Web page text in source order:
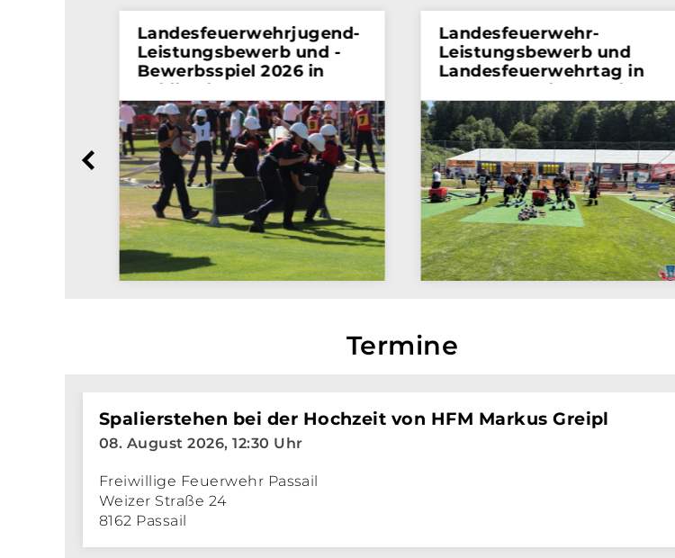
Landesfeuerwehrjugend-
Leistungsbewerb und -
Bewerbsspiel 2026 in
Feldbach
Landesfeuerwehr-
Leistungsbewerb und
Landesfeuerwehrtag in
St. Margarethen an der
Raab
Termine
Spalierstehen bei der Hochzeit von HFM Markus Greipl
08. August 2026, 12:30 Uhr
Freiwillige Feuerwehr Passail
Weizer Straße 24
8162 Passail